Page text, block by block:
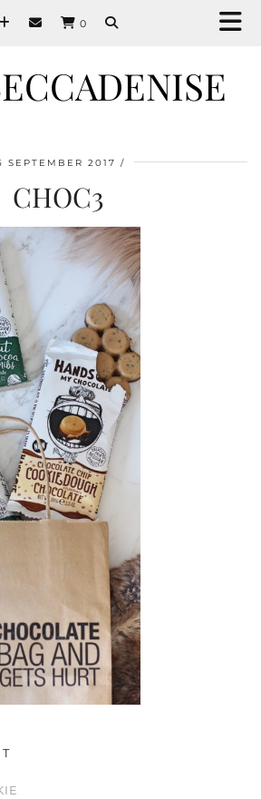
0
SEPTEMBER 2017
CHOC3